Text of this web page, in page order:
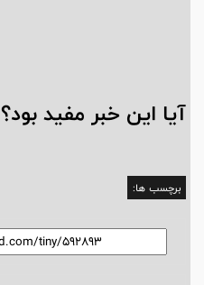
آیا این خبر مفید بود؟
برچسب ها: